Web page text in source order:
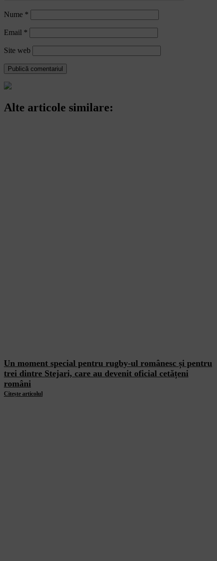
Nume *
Email *
Site web
Alte articole similare:
Un moment special pentru rugby-ul românesc și pentru
trei dintre Stejari, care au devenit oficial cetățeni
români
Citește articolul